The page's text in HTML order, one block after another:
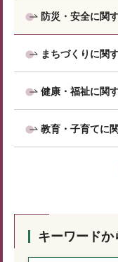
防災・安全に関
まちづくりに関
健康・福祉に関
教育・子育てに
キーワードか